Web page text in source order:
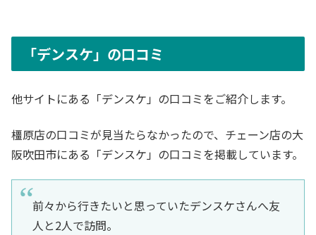
「デンスケ」の口コミ
他サイトにある「デンスケ」の口コミをご紹介します。
橿原店の口コミが見当たらなかったので、チェーン店の大
阪吹田市にある「デンスケ」の口コミを掲載しています。
前々から行きたいと思っていたデンスケさんへ友
人と2人で訪問。